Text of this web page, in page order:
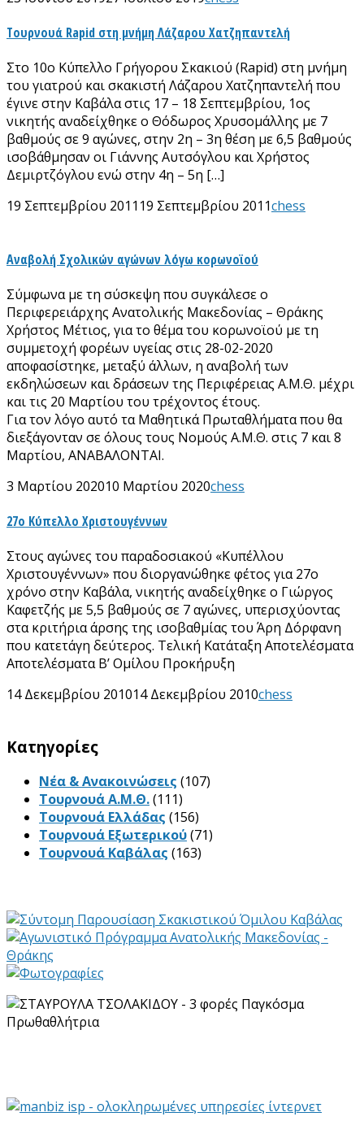
Tουρνουά Rapid στη μνήμη Λάζαρου Χατζηπαντελή
Στο 10ο Κύπελλο Γρήγορου Σκακιού (Rapid) στη μνήμη
του γιατρού και σκακιστή Λάζαρου Χατζηπαντελή που
έγινε στην Καβάλα στις 17 – 18 Σεπτεμβρίου, 1ος
νικητής αναδείχθηκε ο Θόδωρος Χρυσομάλλης με 7
βαθμούς σε 9 αγώνες, στην 2η – 3η θέση με 6,5 βαθμούς
ισοβάθμησαν οι Γιάννης Αυτσόγλου και Χρήστος
Δεμιρτζόγλου ενώ στην 4η – 5η […]
19 Σεπτεμβρίου 2011 19 Σεπτεμβρίου 2011chess
Αναβολή Σχολικών αγώνων λόγω κορωνοϊού
Σύμφωνα με τη σύσκεψη που συγκάλεσε ο
Περιφερειάρχης Ανατολικής Μακεδονίας – Θράκης
Χρήστος Μέτιος, για το θέμα του κορωνοϊού με τη
συμμετοχή φορέων υγείας στις 28-02-2020
αποφασίστηκε, μεταξύ άλλων, η αναβολή των
εκδηλώσεων και δράσεων της Περιφέρειας Α.Μ.Θ. μέχρι
και τις 20 Μαρτίου του τρέχοντος έτους.
Για τον λόγο αυτό τα Μαθητικά Πρωταθλήματα που θα
διεξάγονταν σε όλους τους Νομούς Α.Μ.Θ. στις 7 και 8
Μαρτίου, ΑΝΑΒΑΛΟΝΤΑΙ.
3 Μαρτίου 202010 Μαρτίου 2020chess
27ο Κύπελλο Χριστουγέννων
Στους αγώνες του παραδοσιακού «Κυπέλλου
Χριστουγέννων» που διοργανώθηκε φέτος για 27ο
χρόνο στην Καβάλα, νικητής αναδείχθηκε ο Γιώργος
Καφετζής με 5,5 βαθμούς σε 7 αγώνες, υπερισχύοντας
στα κριτήρια άρσης της ισοβαθμίας του Άρη Δόρφανη
που κατετάγη δεύτερος. Τελική Κατάταξη Αποτελέσματα
Αποτελέσματα Β’ Ομίλου Προκήρυξη
14 Δεκεμβρίου 201014 Δεκεμβρίου 2010chess
Kατηγορίες
Νέα & Ανακοινώσεις (107)
Τουρνουά Α.Μ.Θ.(111)
Τουρνουά Ελλάδας (156)
Τουρνουά Εξωτερικού(71)
Τουρνουά Καβάλας (163)